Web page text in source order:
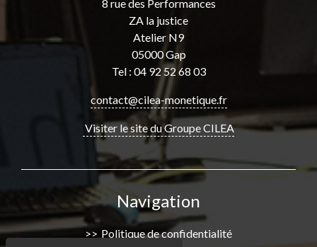
8 rue des Performances
ZA la justice
Atelier N9
05000 Gap
Tel : 04 92 52 68 03
contact@cilea-monetique.fr
Visiter le site du Groupe CILEA
Navigation
Politique de confidentialité